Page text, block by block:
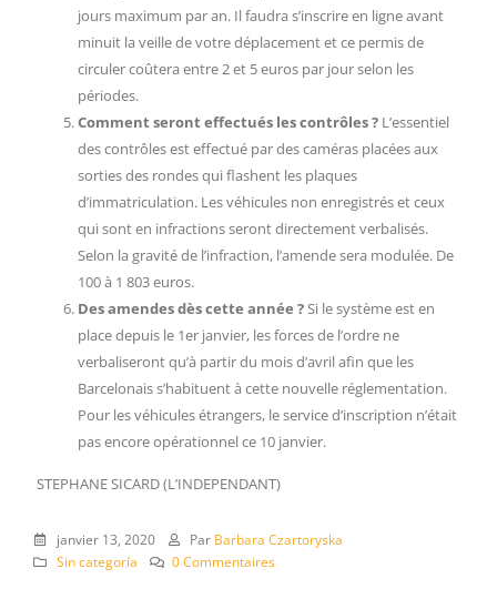
jours maximum par an. Il faudra s’inscrire en ligne avant
minuit la veille de votre déplacement et ce permis de
circuler coûtera entre 2 et 5 euros par jour selon les
périodes.
Comment seront effectués les contrôles ? L’essentiel
des contrôles est effectué par des caméras placées aux
sorties des rondes qui flashent les plaques
d’immatriculation. Les véhicules non enregistrés et ceux
qui sont en infractions seront directement verbalisés.
Selon la gravité de l’infraction, l’amende sera modulée. De
100 à 1 803 euros.
Des amendes dès cette année ?Si le système est en
place depuis le 1er janvier, les forces de l’ordre ne
verbaliseront qu’à partir du mois d’avril afin que les
Barcelonais s’habituent à cette nouvelle réglementation.
Pour les véhicules étrangers, le service d’inscription n’était
pas encore opérationnel ce 10 janvier.
STEPHANE SICARD (L’INDEPENDANT)
janvier 13, 2020 Par Barbara Czartoryska
Sin categoría
0 Commentaires